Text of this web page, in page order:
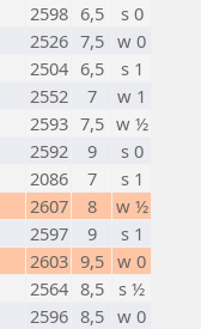
2598 6,5
s 0
2526 7,5 w 0
2504 6,5
s 1
2552 7
w 1
2593 7,5 w ½
2592 9
s 0
2086 7
s 1
2607 8
w ½
2597 9
s 1
2603 9,5 w 0
2564 8,5
s ½
2596 8,5 w 0